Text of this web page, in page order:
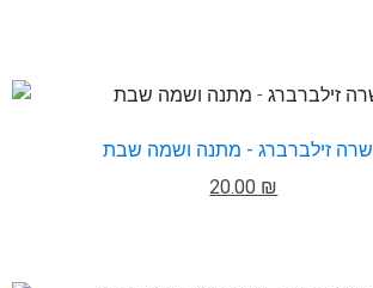
שרה זילברברג - מתנה ושמה שבת
20.00 ₪